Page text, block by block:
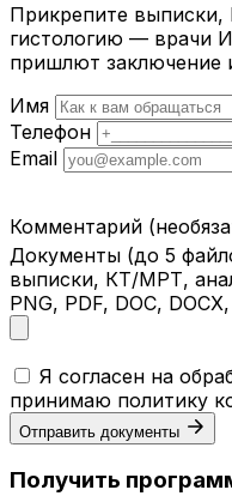
Прикрепите
гистологию — врачи
пришлют заключение
Имя
Телефон
Email
Комментарий
Документы (до 5
выписки, КТ/МРТ,
PNG, PDF, DOC,
Я согласен на
принимаю политику
Отправить документы
Получить